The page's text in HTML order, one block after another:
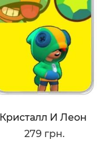
Кристалл И Леон
279 грн.